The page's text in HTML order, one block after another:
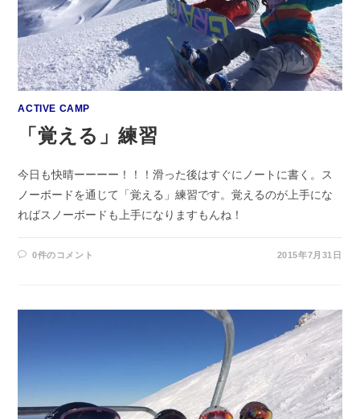
ACTIVE CAMP
「覚える」練習
今日も快晴ーーーー！！！滑った後はすぐにノートに書く。ス
ノーボードを通じて「覚える」練習です。覚えるのが上手にな
ればスノーボードも上手になりますもんね！
0件のコメント 2015年7月31日